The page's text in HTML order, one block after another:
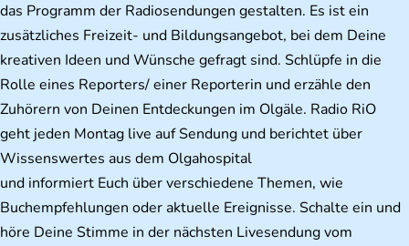
das Programm der Radiosendungen gestalten. Es ist ein
zusätzliches Freizeit- und Bildungsangebot, bei dem Deine
kreativen Ideen und Wünsche gefragt sind. Schlüpfe in die
Rolle eines Reporters/ einer Reporterin und erzähle den
Zuhörern von Deinen Entdeckungen im Olgäle. Radio RiO
geht jeden Montag live auf Sendung und berichtet über
Wissenswertes aus dem Olgahospital
und informiert Euch über verschiedene Themen, wie
Buchempfehlungen oder aktuelle Ereignisse. Schalte ein und
höre Deine Stimme in der nächsten Livesendung vom